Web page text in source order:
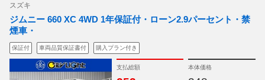
スズキ
ジムニー 660 XC 4WD 1年保証付・ローン2.9パーセント・禁
煙車・
保証付 車両品質保証書付 購入プラン付き
支払総額 本体価格